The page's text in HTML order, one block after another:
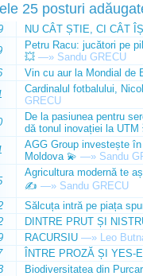
25 posturi
NU CÂT ȘTIE, CI CÂT
Petru Racu: jucători pe
💥 —» Sandu GRECU
Vin cu aur la Mondial de
Cardinalul fotbalului,
GRECU
De la pasiunea pentru
dă tonul inovației la UTM
AGG Group investește
Moldova 💫 —» Sandu
Agricultura modernă te
✍️ —» Sandu GRECU
Sălcuța intră pe piața
DINTRE PRUT ȘI
RACURSIU —» Leo
ÎNTRE PROZĂ ȘI YES-
Biodiversitatea din